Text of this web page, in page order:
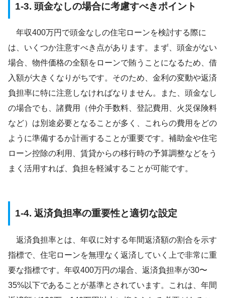
1-3. 頭金なしの場合に考慮すべきポイント
年収400万円で頭金なしの住宅ローンを検討する際に
は、いくつか注意すべき点があります。まず、頭金がない
場合、物件価格の全額をローンで賄うことになるため、借
入額が大きくなりがちです。そのため、金利の変動や返済
負担率に特に注意しなければなりません。また、頭金なし
の場合でも、諸費用（仲介手数料、登記費用、火災保険料
など）は別途必要となることが多く、これらの費用をどの
ように準備するか計画することが重要です。補助金や住宅
ローン控除の利用、賃貸からの移行時の予算調整などをう
まく活用すれば、負担を軽減することが可能です。
1-4. 返済負担率の重要性と適切な設定
返済負担率とは、年収に対する年間返済額の割合を示す
指標で、住宅ローンを無理なく返済していく上で非常に重
要な指標です。年収400万円の場合、返済負担率が30〜
35%以下であることが基準とされています。これは、年間